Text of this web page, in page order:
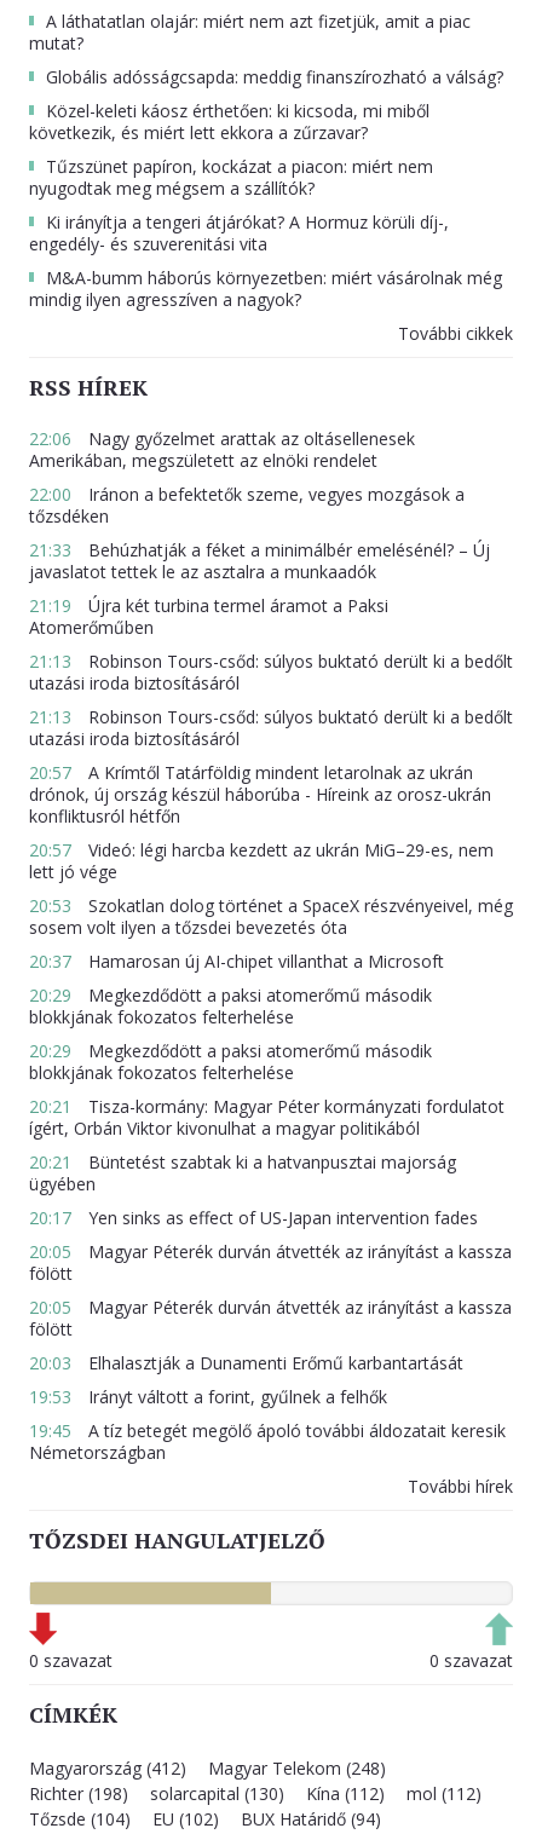
A láthatatlan olajár: miért nem azt fizetjük, amit a piac
mutat?
Globális adósságcsapda: meddig finanszírozható a válság?
Közel-keleti káosz érthetően: ki kicsoda, mi miből
következik, és miért lett ekkora a zűrzavar?
Tűzszünet papíron, kockázat a piacon: miért nem
nyugodtak meg mégsem a szállítók?
Ki irányítja a tengeri átjárókat? A Hormuz körüli díj-,
engedély- és szuverenitási vita
M&A-bumm háborús környezetben: miért vásárolnak még
mindig ilyen agresszíven a nagyok?
További cikkek
RSS HÍREK
22:06
Nagy győzelmet arattak az oltásellenesek
Amerikában, megszületett az elnöki rendelet
22:00
Iránon a befektetők szeme, vegyes mozgások a
tőzsdéken
21:33
Behúzhatják a féket a minimálbér emelésénél? – Új
javaslatot tettek le az asztalra a munkaadók
21:19
Újra két turbina termel áramot a Paksi
Atomerőműben
21:13
Robinson Tours-csőd: súlyos buktató derült ki a bedőlt
utazási iroda biztosításáról
21:13
Robinson Tours-csőd: súlyos buktató derült ki a bedőlt
utazási iroda biztosításáról
20:57
A Krímtől Tatárföldig mindent letarolnak az ukrán
drónok, új ország készül háborúba - Híreink az orosz-ukrán
konfliktusról hétfőn
20:57
Videó: légi harcba kezdett az ukrán MiG–29-es, nem
lett jó vége
20:53
Szokatlan dolog történet a SpaceX részvényeivel, még
sosem volt ilyen a tőzsdei bevezetés óta
20:37
Hamarosan új AI-chipet villanthat a Microsoft
20:29
Megkezdődött a paksi atomerőmű második
blokkjának fokozatos felterhelése
20:29
Megkezdődött a paksi atomerőmű második
blokkjának fokozatos felterhelése
20:21
Tisza-kormány: Magyar Péter kormányzati fordulatot
ígért, Orbán Viktor kivonulhat a magyar politikából
20:21
Büntetést szabtak ki a hatvanpusztai majorság
ügyében
20:17
Yen sinks as effect of US-Japan intervention fades
20:05
Magyar Péterék durván átvették az irányítást a kassza
fölött
20:05
Magyar Péterék durván átvették az irányítást a kassza
fölött
20:03
Elhalasztják a Dunamenti Erőmű karbantartását
19:53
Irányt váltott a forint, gyűlnek a felhők
19:45
A tíz betegét megölő ápoló további áldozatait keresik
Németországban
További hírek
TŐZSDEI HANGULATJELZŐ
0 szavazat 0 szavazat
CÍMKÉK
Magyarország (412)
Magyar Telekom (248)
Richter (198)
solarcapital (130) Kína (112)
mol (112)
Tőzsde (104)
EU (102)
BUX Határidő (94)